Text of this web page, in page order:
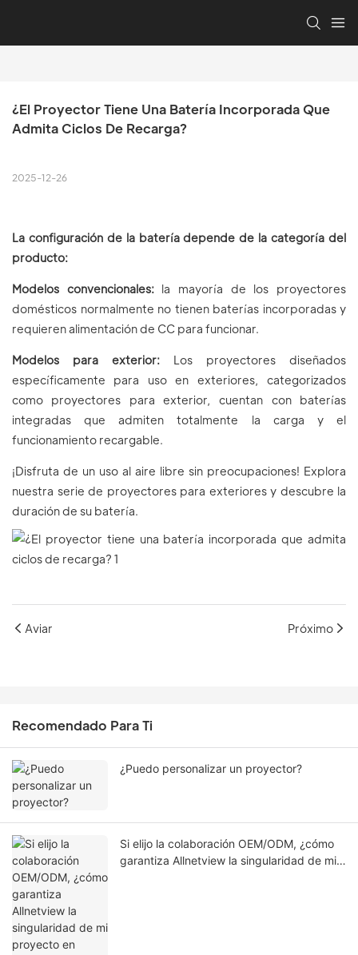
¿El Proyector Tiene Una Batería Incorporada Que
Admita Ciclos De Recarga?
2025-12-26
La configuración de la batería depende de la categoría del
producto:
Modelos convencionales:la mayoría de los proyectores
domésticos normalmente no tienen baterías incorporadas y
requieren alimentación de CC para funcionar.
Modelos para exterior: Los proyectores diseñados
específicamente para uso en exteriores, categorizados
como proyectores para exterior, cuentan con baterías
integradas que admiten totalmente la carga y el
funcionamiento recargable.
¡Disfruta de un uso al aire libre sin preocupaciones! Explora
nuestra serie de proyectores para exteriores y descubre la
duración de su batería.
Aviar Próximo
Recomendado Para Ti
¿Puedo personalizar un proyector?
Si elijo la colaboración OEM/ODM, ¿cómo
garantiza Allnetview la singularidad de mi